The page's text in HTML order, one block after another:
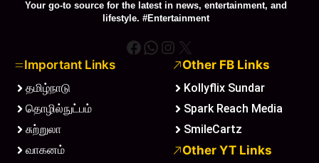
Your go-to source for the latest in news, entertainment, and
lifestyle. #Entertainment
Facebook
WhatsApp
Instagram
X
Important Links
தமிழ்நாடு
தொழில்நுட்பம்
சுற்றுலா
வாகனம்
Other FB Links
Kollyflix Sundar
Spark Reach Media
SmileCartz
Other YT Links